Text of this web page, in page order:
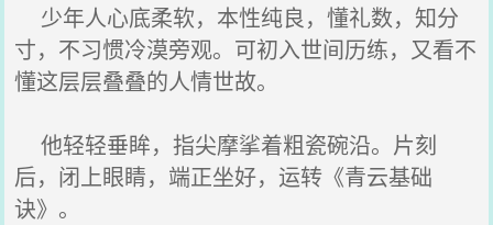
少年人心底柔软，本性纯良，懂礼数，知分
寸，不习惯冷漠旁观。可初入世间历练，又看不
懂这层层叠叠的人情世故。
他轻轻垂眸，指尖摩挲着粗瓷碗沿。片刻
后，闭上眼睛，端正坐好，运转《青云基础
诀》。